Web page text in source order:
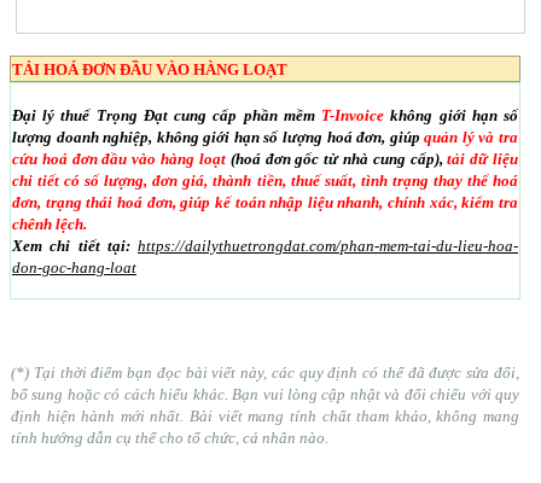
TẢI HOÁ ĐƠN ĐẦU VÀO HÀNG LOẠT
Đại lý thuế Trọng Đạt cung cấp phần mềm T-Invoice không giới hạn số
lượng doanh nghiệp, không giới hạn số lượng hoá đơn, giúpquản lý và tra
cứu hoá đơn đầu vào hàng loạt(hoá đơn gốc từ nhà cung cấp),tải dữ liệu
chi tiết có số lượng, đơn giá, thành tiền, thuế suất, tình trạng thay thế hoá
đơn, trạng thái hoá đơn, giúp kế toán nhập liệu nhanh, chính xác, kiểm tra
chênh lệch.
Xem chi tiết tại: https://dailythuetrongdat.com/phan-mem-tai-du-lieu-hoa-
don-goc-hang-loat
(*) Tại thời điểm bạn đọc bài viết này, các quy định có thể đã được sửa đổi,
bổ sung hoặc có cách hiểu khác. Bạn vui lòng cập nhật và đối chiếu với quy
định hiện hành mới nhất. Bài viết mang tính chất tham khảo, không mang
tính hướng dẫn cụ thể cho tổ chức, cá nhân nào.